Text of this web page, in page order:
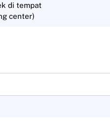
di tempat
center)